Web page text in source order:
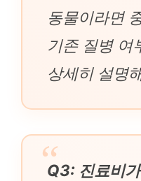
동물이라면
기존 질병 여
상세히 설명
Q3: 진료비